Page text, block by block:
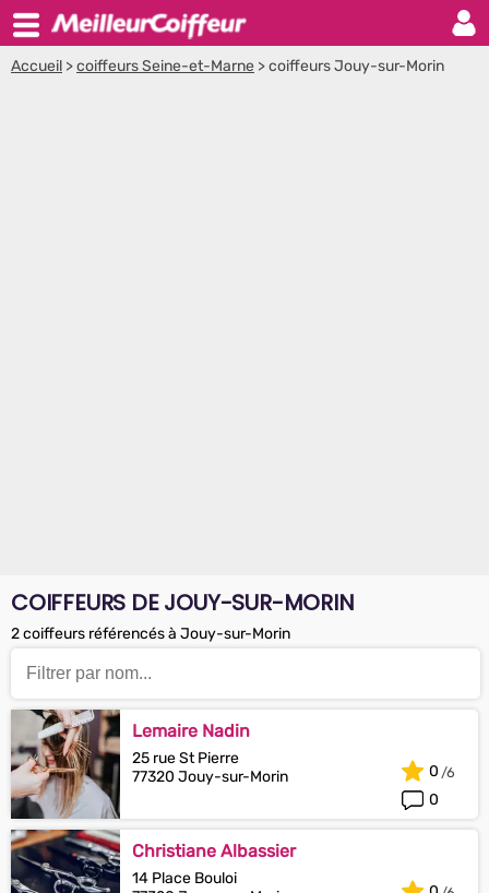
Accueil >coiffeurs Seine-et-Marne >coiffeurs Jouy-sur-Morin
COIFFEURS DE JOUY-SUR-MORIN
2 coiffeurs référencés à Jouy-sur-Morin
Lemaire Nadin
25 rue St Pierre
77320 Jouy-sur-Morin
0
0
Christiane Albassier
14 Place Bouloi